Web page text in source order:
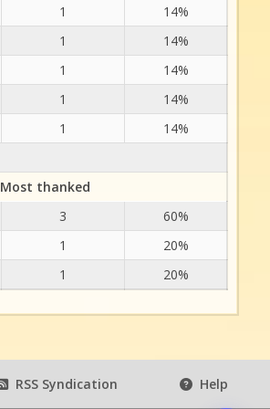
1
14%
1
14%
1
14%
1
14%
1 14%
Most thanked
3
60%
1
20%
1 20%
RSS Syndication Help